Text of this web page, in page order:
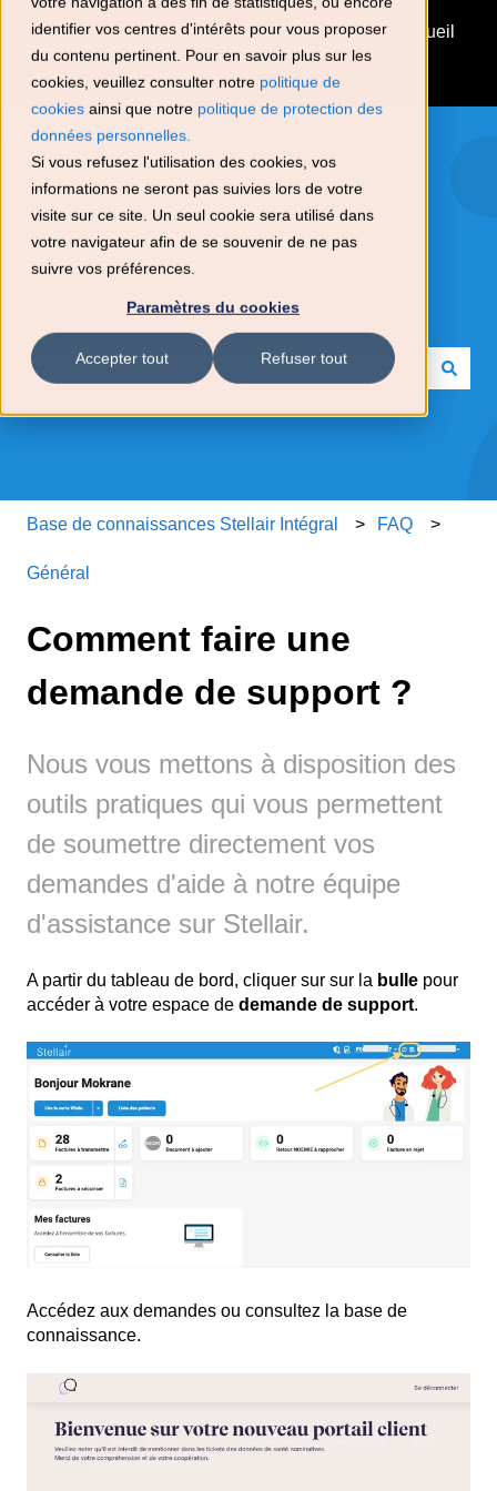
identifier vos centres d'intérêts pour vous proposer
du contenu pertinent. Pour en savoir plus sur les
cookies, veuillez consulter notre politique de
cookies ainsi que notre politique de protection des
données personnelles.
Si vous refusez l'utilisation des cookies, vos
informations ne seront pas suivies lors de votre
visite sur ce site. Un seul cookie sera utilisé dans
votre navigateur afin de se souvenir de ne pas
suivre vos préférences.
Paramètres du cookies
Accepter tout Refuser tout
Accéder au
Portail
Client
Se
déconnecter
Accueil
Accédez à toutes les
informations pour maîtriser
Stellair !
Base de connaissances Stellair Intégral FAQ
Général
Comment faire une
demande de support ?
Nous vous mettons à disposition des
outils pratiques qui vous permettent
de soumettre directement vos
demandes d'aide à notre équipe
d'assistance sur Stellair.
A partir du tableau de bord, cliquer sur sur la bulle pour
accéder à votre espace de demande de support.
Accédez aux demandes ou consultez la base de
connaissance.